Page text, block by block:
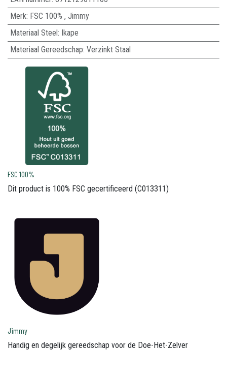
Merk: FSC 100% , Jimmy
Materiaal Steel: Ikape
Materiaal Gereedschap: Verzinkt Staal
FSC 100%
Dit product is 100% FSC gecertificeerd (C013311)
Jimmy
Handig en degelijk gereedschap voor de Doe-Het-Zelver